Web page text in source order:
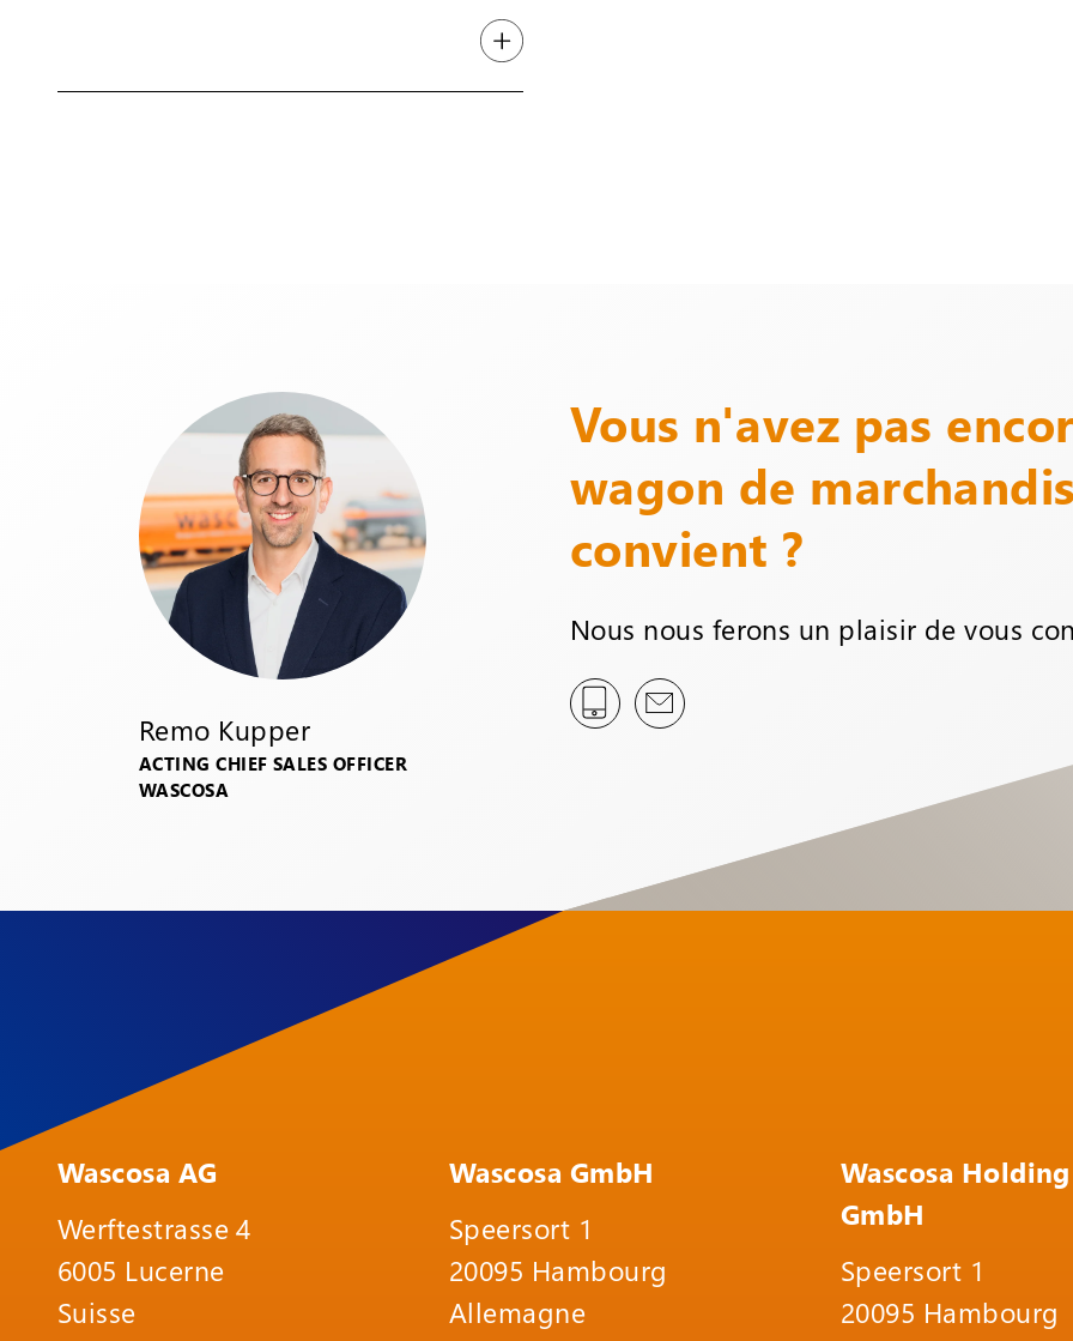
Remo Kupper
ACTING CHIEF SALES OFFICER
WASCOSA
Vous n'avez pas
wagon de
convient ?
Nous nous ferons un plaisir de vous
Wascosa AG
Werftestrasse 4
6005 Lucerne
Suisse
Wascosa GmbH
Speersort 1
20095 Hambourg
Allemagne
Wascosa Holding
GmbH
Speersort 1
20095 Hambourg